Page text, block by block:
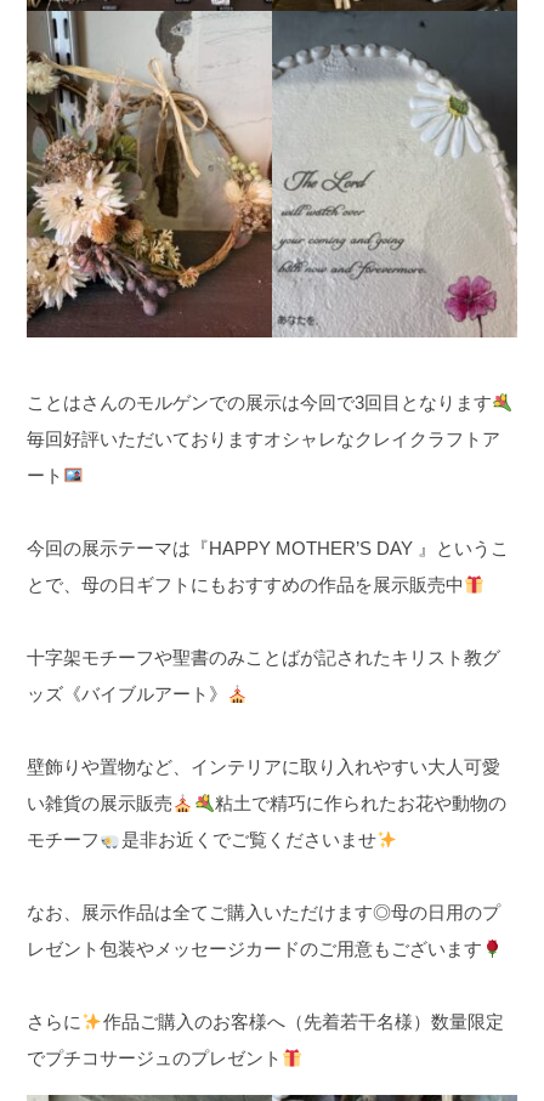
ことはさんのモルゲンでの展示は今回で3回目となります
毎回好評いただいておりますオシャレなクレイクラフトア
ート
今回の展示テーマは 『HAPPY MOTHER’S DAY 』 というこ
とで、母の日ギフトにもおすすめの作品を展示販売中
十字架モチーフや聖書のみことばが記されたキリスト教グ
ッズ《バイブルアート》
壁飾りや置物など、 インテリアに取り入れやすい大人可愛
い雑貨の展示販売
粘土で精巧に作られたお花や動物の
モチーフ
是非お近くでご覧くださいませ
なお、展示作品は全てご購入いただけます◎母の日用のプ
レゼント包装や メッセージカードのご用意もございます
さらに 作品ご購入のお客様へ（先着若干名様） 数量限定
でプチコサージュのプレゼント